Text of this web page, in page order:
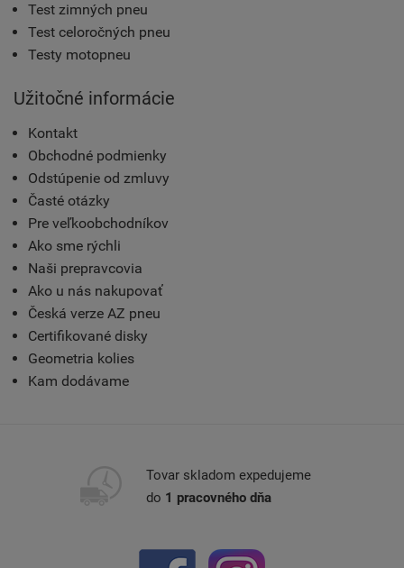
Test zimných pneu
Test celoročných pneu
Testy motopneu
Užitočné informácie
Kontakt
Obchodné podmienky
Odstúpenie od zmluvy
Časté otázky
Pre veľkoobchodníkov
Ako sme rýchli
Naši prepravcovia
Ako u nás nakupovať
Česká verze AZ pneu
Certifikované disky
Geometria kolies
Kam dodávame
Tovar skladom expedujeme
do 1 pracovného dňa